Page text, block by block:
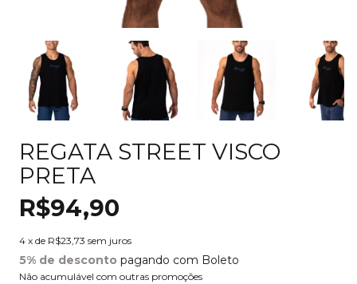
REGATA STREET VISCO
PRETA
R$94,90
4 x de R$23,73 sem juros
5% de desconto pagando com Boleto
Não acumulável com outras promoções